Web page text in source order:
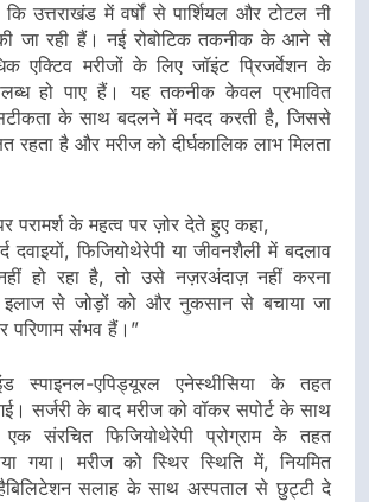
उत्तराखंड में वर्षों से पार्शियल और टोटल नी
की जा रही हैं। नई रोबोटिक तकनीक के आने से
एक्टिव मरीजों के लिए जॉइंट प्रिजर्वेशन के
हो पाए हैं। यह तकनीक केवल प्रभावित
के साथ बदलने में मदद करती है, जिससे
रहता है और मरीज को दीर्घकालिक लाभ मिलता
परामर्श के महत्व पर ज़ोर देते हुए कहा,
दवाइयों, फिजियोथेरेपी या जीवनशैली में बदलाव
हो रहा है, तो उसे नज़रअंदाज़ नहीं करना
इलाज से जोड़ों को और नुकसान से बचाया जा
परिणाम संभव हैं।”
स्पाइनल-एपिड्यूरल एनेस्थीसिया के तहत
सर्जरी के बाद मरीज को वॉकर सपोर्ट के साथ
संरचित फिजियोथेरेपी प्रोग्राम के तहत
गया। मरीज को स्थिर स्थिति में, नियमित
सलाह के साथ अस्पताल से छुट्टी दे